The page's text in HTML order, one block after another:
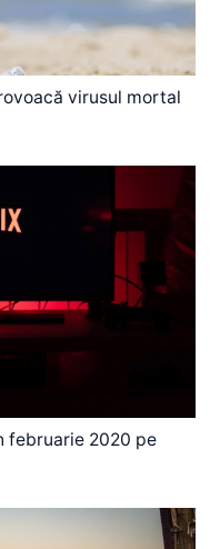
virusul mortal
februarie 2020 pe